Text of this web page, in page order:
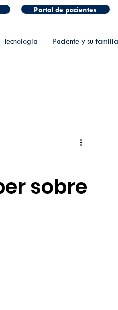
Portal de pacientes
Tecnología Paciente y su familia
sobre